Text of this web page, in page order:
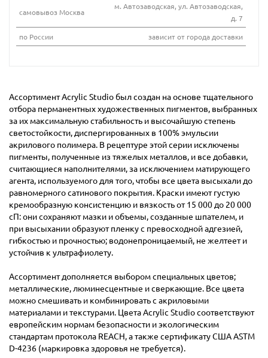
самовывоз Москва
м. Автозаводская, ул. Автозаводская,
д. 7
по России
зависит от города доставки
Ассортимент Acrylic Studio был создан на основе тщательного
отбора перманентных художественных пигментов, выбранных
за их максимальную стабильность и высочайшую степень
светостойкости, диспергированных в 100% эмульсии
акрилового полимера. В рецептуре этой серии исключены
пигменты, полученные из тяжелых металлов, и все добавки,
считающиеся наполнителями, за исключением матирующего
агента, используемого для того, чтобы все цвета высыхали до
равномерного сатинового покрытия. Краски имеют густую
кремообразную консистенцию и вязкость от 15 000 до 20 000
сП: они сохраняют мазки и объемы, созданные шпателем, и
при высыхании образуют пленку с превосходной адгезией,
гибкостью и прочностью; водонепроницаемый, не желтеет и
устойчив к ультрафиолету.
Ассортимент дополняется выбором специальных цветов;
металлические, люминесцентные и сверкающие. Все цвета
можно смешивать и комбинировать с акриловыми
материалами и текстурами. Цвета Acrylic Studio соответствуют
европейским нормам безопасности и экологическим
стандартам протокола REACH, а также сертификату США ASTM
D-4236 (маркировка здоровья не требуется).